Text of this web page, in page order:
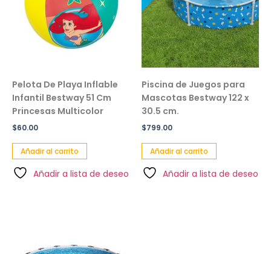
Pelota De Playa Inflable
Infantil Bestway 51 Cm
Princesas Multicolor
$60.00
Añadir al carrito
Añadir a lista de deseo
Piscina de Juegos para
Mascotas Bestway 122 x
30.5 cm.
$799.00
Añadir al carrito
Añadir a lista de deseo